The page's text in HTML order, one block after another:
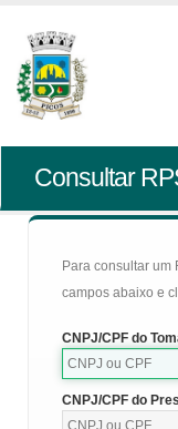
Consultar
Para consultar um
campos abaixo e
CNPJ/CPF do
CNPJ/CPF do